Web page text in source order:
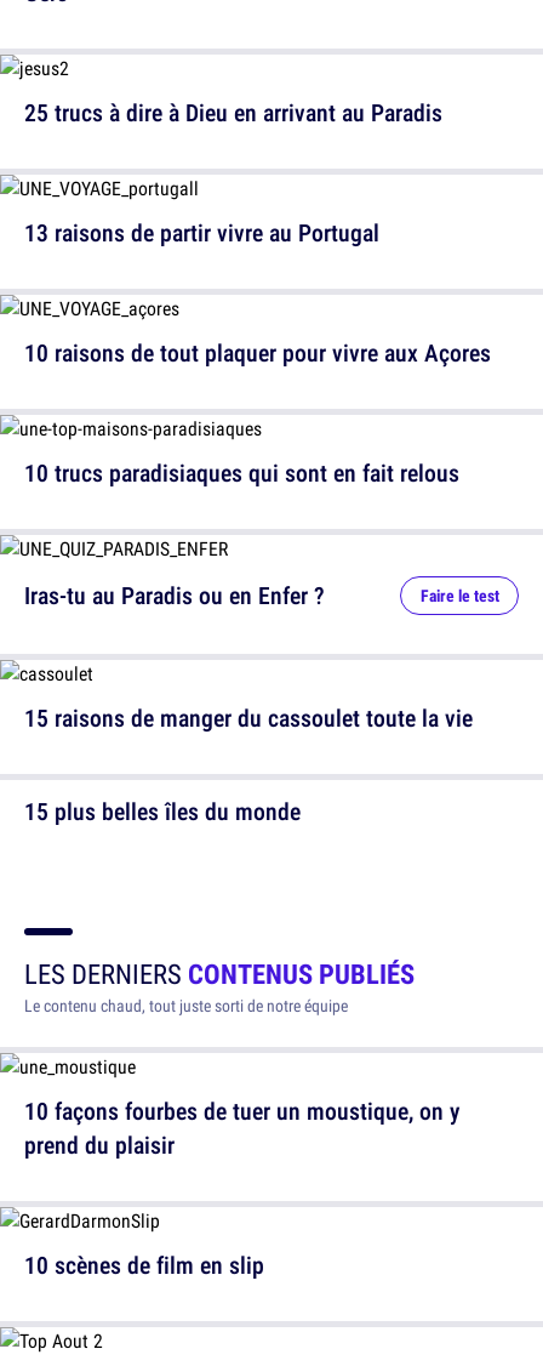
13 raisons de partir vivre au Portugal
10 trucs paradisiaques qui sont en fait relous
15 raisons de manger du cassoulet toute la vie
25 trucs à dire à Dieu en arrivant au Paradis
10 raisons de tout plaquer pour vivre aux Açores
Iras-tu au Paradis ou en Enfer ? Faire le test
15 plus belles îles du monde
LES DERNIERS CONTENUS PUBLIÉS
Le contenu chaud, tout juste sorti de notre équipe
10 façons fourbes de tuer un moustique, on y
prend du plaisir
10 scènes de film en slip